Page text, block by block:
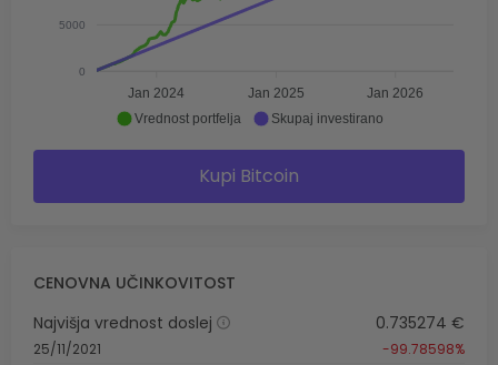
5000
0
Jan 2024 Jan 2025 Jan 2026
Vrednost portfelja Skupaj investirano
Kupi Bitcoin
CENOVNA UČINKOVITOST
Najvišja vrednost doslej
25/11/2021
0.735274 €
-99.78598%